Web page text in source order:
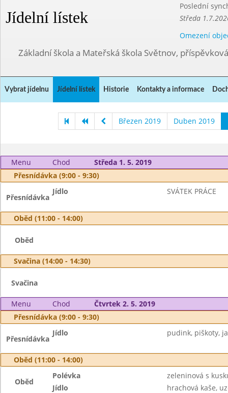
Jídelní lístek
Poslední
Středa
Omezení
Základní škola a Mateřská škola Světnov,
Vybrat jídelnu Jídelní lístek Historie Kontakty a informace
Březen 2019 Duben 2019
Menu Chod
Středa 1. 5. 2019
Přesnídávka (9:00 - 9:30)
Přesnídávka
Jídlo SVÁTEK PRÁCE
Oběd (11:00 - 14:00)
Oběd
Svačina (14:00 - 14:30)
Svačina
Menu Chod
Čtvrtek 2. 5. 2019
Přesnídávka (9:00 - 9:30)
Přesnídávka
Jídlo pudink, piškoty,
Oběd (11:00 - 14:00)
Oběd
Polévka
zeleninová s
Jídlo
hrachová kaše,